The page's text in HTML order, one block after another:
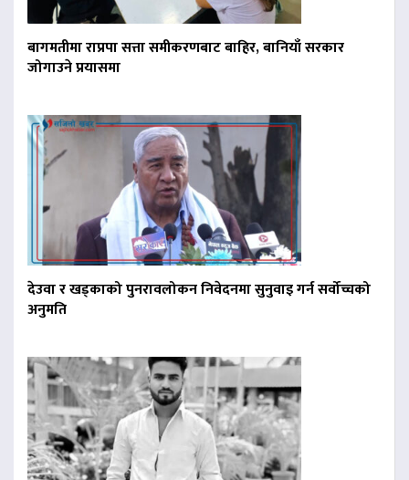
बागमतीमा राप्रपा सत्ता समीकरणबाट बाहिर, बानियाँ सरकार
जोगाउने प्रयासमा
देउवा र खड्काको पुनरावलोकन निवेदनमा सुनुवाइ गर्न सर्वोच्चको
अनुमति